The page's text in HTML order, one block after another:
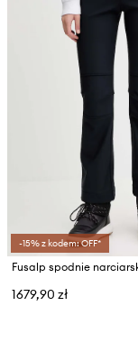
-15% z kodem: OFF*
Fusalp spodnie
1679,90 zł